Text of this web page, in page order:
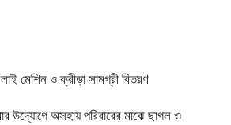
মেশিন ও ক্রীড়া সামগ্রী বিতরণ
উদ্যোগে অসহায় পরিবারের মাঝে ছাগল ও